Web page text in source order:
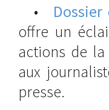
• Dossier
offre un
actions de
aux
presse.